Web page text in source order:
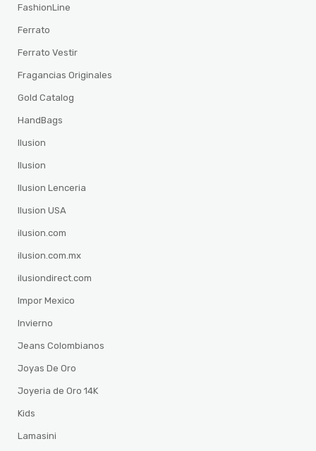
FashionLine
Ferrato
Ferrato Vestir
Fragancias Originales
Gold Catalog
HandBags
Ilusion
Ilusion
Ilusion Lenceria
Ilusion USA
ilusion.com
ilusion.com.mx
ilusiondirect.com
Impor Mexico
Invierno
Jeans Colombianos
Joyas De Oro
Joyeria de Oro 14K
Kids
Lamasini